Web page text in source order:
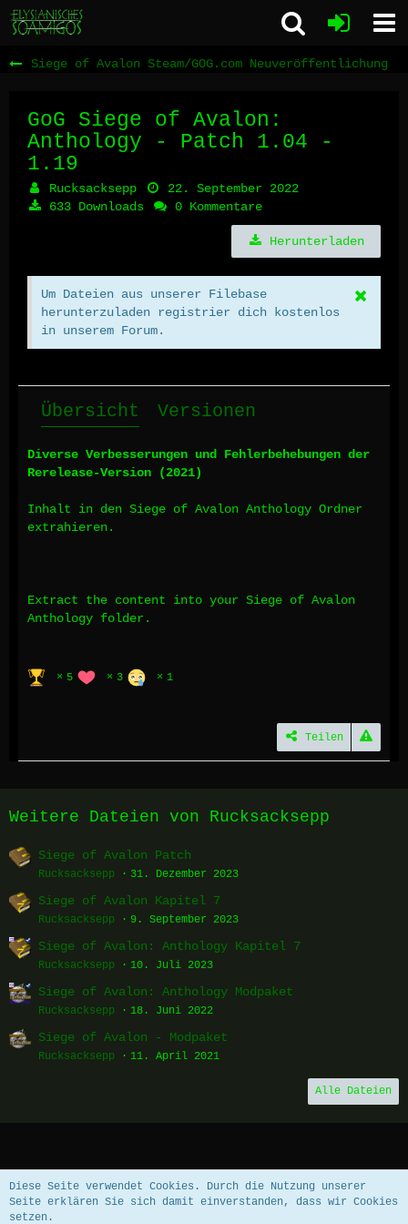
Siege of Avalon Steam/GOG.com Neuveröffentlichung
GoG Siege of Avalon:
Anthology - Patch
1.04 -
1.19
Rucksacksepp
22. September 2022
633 Downloads
0 Kommentare
Herunterladen
Um Dateien aus unserer Filebase
herunterzuladen registrier dich kostenlos
in unserem Forum.
Übersicht Versionen
Diverse Verbesserungen und Fehlerbehebungen der
Rerelease-Version (2021)
Inhalt in den Siege of Avalon Anthology Ordner
extrahieren.
Extract the content into your Siege of Avalon
Anthology folder.
5 3 1
Teilen
Weitere Dateien von Rucksacksepp
Siege of Avalon Patch
Rucksacksepp 31. Dezember 2023
Siege of Avalon Kapitel 7
Rucksacksepp 9. September 2023
Siege of Avalon: Anthology Kapitel 7
Rucksacksepp 10. Juli 2023
Siege of Avalon: Anthology Modpaket
Rucksacksepp 18. Juni 2022
Siege of Avalon - Modpaket
Rucksacksepp 11. April 2021
Alle Dateien
Datenschutzerklärung Impressum
Diese Seite verwendet Cookies. Durch die Nutzung unserer
Seite erklären Sie sich damit einverstanden, dass wir Cookies
setzen.